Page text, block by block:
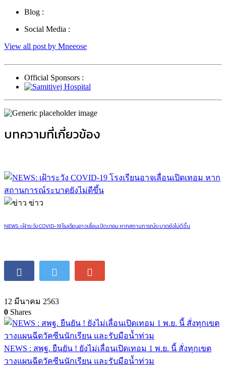
Blog :
Social Media :
View all post by Mneeose
Official Sponsors :
บทความที่เกี่ยวข้อง
ข่าว
NEWS: เฝ้าระวัง COVID-19 โรงเรียนอาจเลื่อนเปิดเทอม หากสถานการณ์ระบาดยังไม่ดีขึ้น
12 มีนาคม 2563
0 Shares
NEWS : สพฐ. ยืนยัน ! ยังไม่เลื่อนเปิดเทอม 1 พ.ย. นี้ สั่งทุกเขต
วางแผนฉีดวัคซีนนักเรียน และรับมือน้ำท่วม